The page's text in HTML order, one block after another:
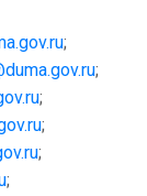
;
;
;
;
;
;